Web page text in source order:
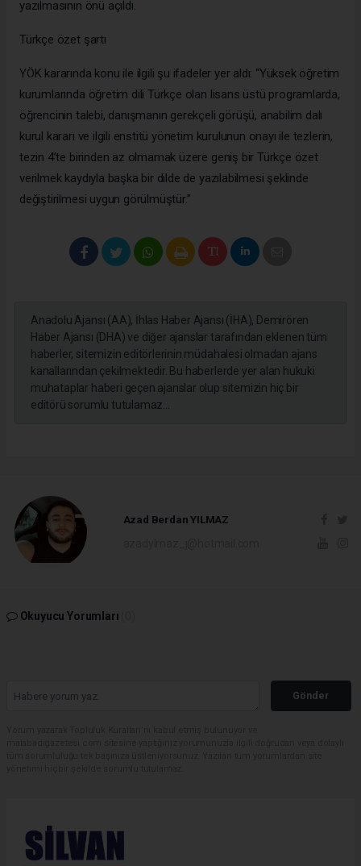
yazılmasının önü açıldı.
Türkçe özet şartı
YÖK kararında konu ile ilgili şu ifadeler yer aldı: “Yüksek öğretim
kurumlarında öğretim dili Türkçe olan lisans üstü programlarda,
öğrencinin talebi, danışmanın gerekçeli görüşü, anabilim dalı
kurul kararı ve ilgili enstitü yönetim kurulunun onayı ile tezlerin,
tezin 4’te birinden az olmamak üzere geniş bir Türkçe özet
verilmek kaydıyla başka bir dilde de yazılabilmesi şeklinde
değiştirilmesi uygun görülmüştür.”
Anadolu Ajansı (AA), İhlas Haber Ajansı (İHA), Demirören
Haber Ajansı (DHA) ve diğer ajanslar tarafından eklenen tüm
haberler, sitemizin editörlerinin müdahalesi olmadan ajans
kanallarından çekilmektedir. Bu haberlerde yer alan hukuki
muhataplar haberi geçen ajanslar olup sitemizin hiç bir
editörü sorumlu tutulamaz...
Azad Berdan YILMAZ
Okuyucu Yorumları
Gönder